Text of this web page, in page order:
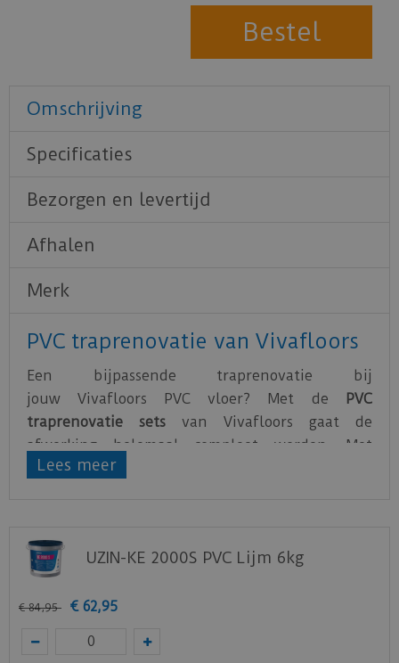
Omschrijving
Specificaties
Bezorgen en levertijd
Afhalen
Merk
PVC traprenovatie van Vivafloors
Een bijpassende traprenovatie bij
jouw Vivafloors PVC vloer? Met de
PVC
traprenovatie sets van Vivafloors gaat de
afwerking helemaal compleet worden. Met
behulp van een trapspin of een trapsjabloon is
Je haalt gemiddeld vier treden uit één pak
Vivafloors traprenovatie set. Een traprenovatie
treden (54,44 cm x 142,24 cm)
Lees meer
UZIN-KE 2000S PVC Lijm 6kg
€ 84,95 € 62,95